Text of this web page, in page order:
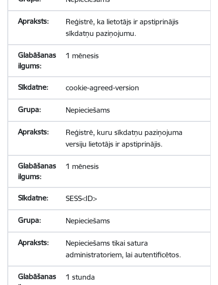
Reģistrē, ka lietotājs ir apstiprinājis
sīkdatņu paziņojumu.
1 mēnesis
cookie-agreed-version
Nepieciešams
Reģistrē, kuru sīkdatņu paziņojuma
versiju lietotājs ir apstiprinājis.
1 mēnesis
SESS<ID>
Nepieciešams
Nepieciešams tikai satura
administratoriem, lai autentificētos.
1 stunda